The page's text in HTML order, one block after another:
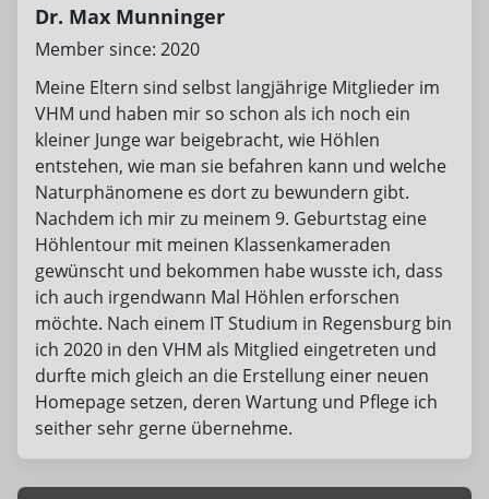
Dr. Max Munninger
Member since: 2020
Meine Eltern sind selbst langjährige Mitglieder im
VHM und haben mir so schon als ich noch ein
kleiner Junge war beigebracht, wie Höhlen
entstehen, wie man sie befahren kann und welche
Naturphänomene es dort zu bewundern gibt.
Nachdem ich mir zu meinem 9. Geburtstag eine
Höhlentour mit meinen Klassenkameraden
gewünscht und bekommen habe wusste ich, dass
ich auch irgendwann Mal Höhlen erforschen
möchte. Nach einem IT Studium in Regensburg bin
ich 2020 in den VHM als Mitglied eingetreten und
durfte mich gleich an die Erstellung einer neuen
Homepage setzen, deren Wartung und Pflege ich
seither sehr gerne übernehme.